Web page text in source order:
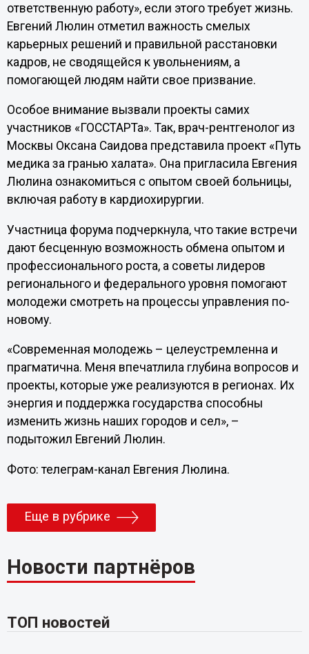
ответственную работу», если этого требует жизнь.
Евгений Люлин отметил важность смелых
карьерных решений и правильной расстановки
кадров, не сводящейся к увольнениям, а
помогающей людям найти свое призвание.
Особое внимание вызвали проекты самих
участников «ГОССТАРТа». Так, врач-рентгенолог из
Москвы Оксана Саидова представила проект «Путь
медика за гранью халата». Она пригласила Евгения
Люлина ознакомиться с опытом своей больницы,
включая работу в кардиохирургии.
Участница форума подчеркнула, что такие встречи
дают бесценную возможность обмена опытом и
профессионального роста, а советы лидеров
регионального и федерального уровня помогают
молодежи смотреть на процессы управления по-
новому.
«Современная молодежь – целеустремленна и
прагматична. Меня впечатлила глубина вопросов и
проекты, которые уже реализуются в регионах. Их
энергия и поддержка государства способны
изменить жизнь наших городов и сел», –
подытожил Евгений Люлин.
Фото: телеграм-канал Евгения Люлина.
Еще в рубрике
Новости партнёров
ТОП новостей